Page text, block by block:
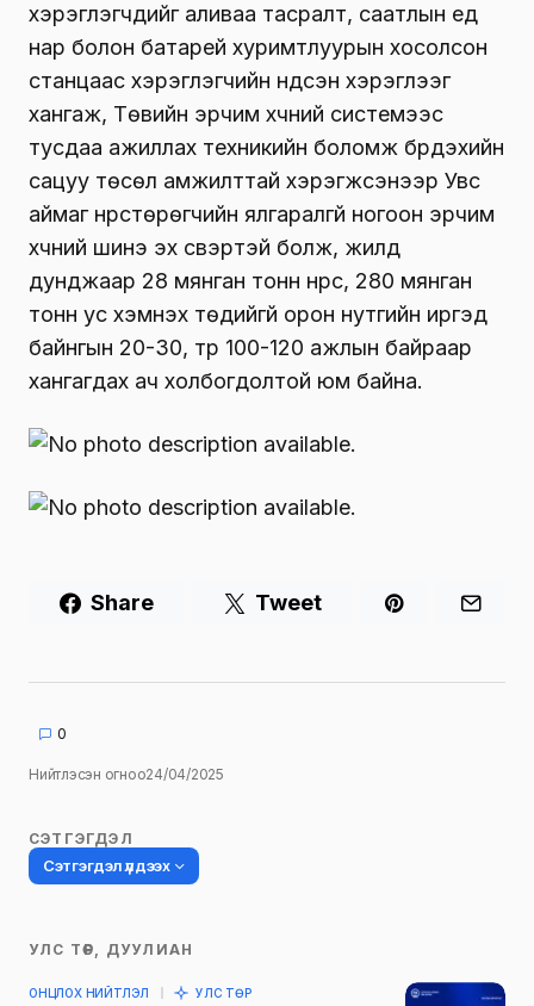
хэрэглэгчдийг аливаа тасралт, саатлын үед
нар болон батарей хуримтлуурын хосолсон
станцаас хэрэглэгчийн үндсэн хэрэглээг
хангаж, Төвийн эрчим хүчний системээс
тусдаа ажиллах техникийн боломж бүрдэхийн
сацуу төсөл амжилттай хэрэгжсэнээр Увс
аймаг нүүрстөрөгчийн ялгаралгүй ногоон эрчим
хүчний шинэ эх үүсвэртэй болж, жилд
дунджаар 28 мянган тонн нүүрс, 280 мянган
тонн ус хэмнэх төдийгүй орон нутгийн иргэд
байнгын 20-30, түр 100-120 ажлын байраар
хангагдах ач холбогдолтой юм байна.
Share Tweet
0
Нийтлэсэн огноо24/04/2025
СЭТГЭГДЭЛ
Сэтгэгдэл үлдээх
Таны имэйл хаягийг нийтлэхгүй.
УЛС ТӨР, ДУУЛИАН
ОНЦЛОХ НИЙТЛЭЛ УЛС ТӨР